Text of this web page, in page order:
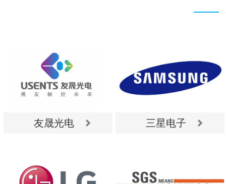
友晟光电
友晟光电
三星电子
三星电子